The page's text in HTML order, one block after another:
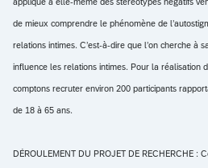
de mieux comprendre le phénomène de
relations intimes. C’est-à-dire que l’on cherche à
influence les relations intimes. Pour la réalisation
comptons recruter environ 200 participants
de 18 à 65 ans.
DÉROULEMENT DU PROJET DE RECHERCHE :